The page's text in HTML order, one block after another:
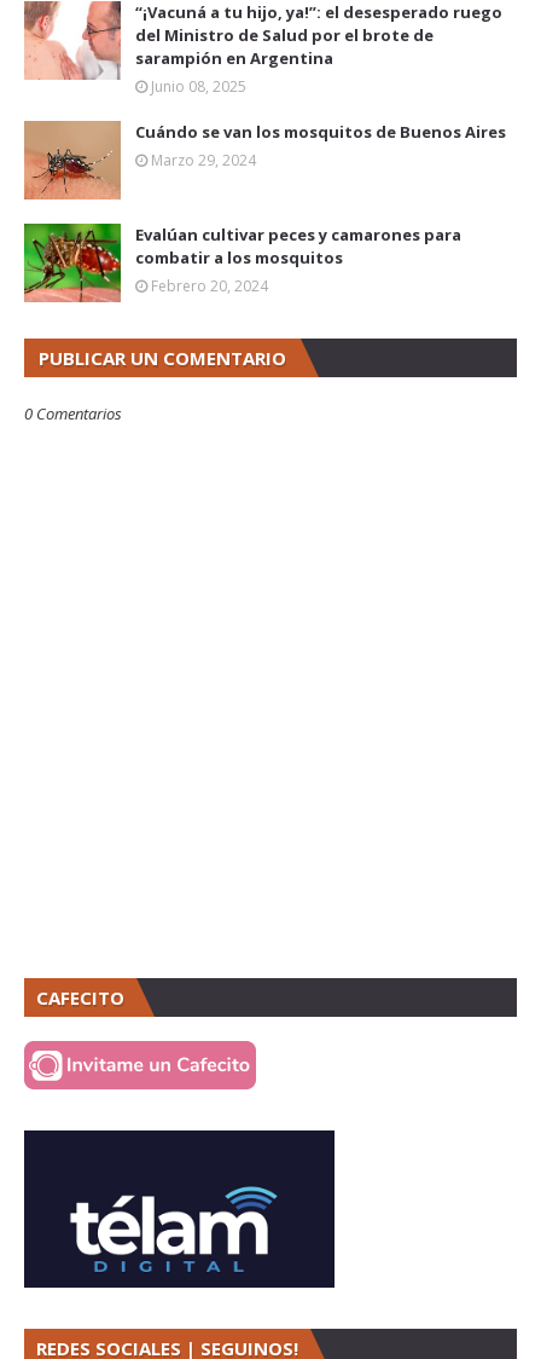
“¡Vacuná a tu hijo, ya!”: el desesperado ruego
del Ministro de Salud por el brote de
sarampión en Argentina
Junio 08, 2025
Cuándo se van los mosquitos de Buenos Aires
Marzo 29, 2024
Evalúan cultivar peces y camarones para
combatir a los mosquitos
Febrero 20, 2024
PUBLICAR UN COMENTARIO
0 Comentarios
CAFECITO
REDES SOCIALES | SEGUINOS!